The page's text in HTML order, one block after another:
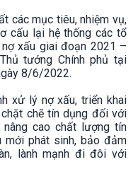
các mục tiêu, nhiệm vụ,
cấu lại hệ thống các tổ
xấu giai đoạn 2021 –
tướng Chính phủ tại
8/6/2022.
xử lý nợ xấu, triển khai
chẽ tín dụng đối với
cao chất lượng tín
mới phát sinh, bảo đảm
lành mạnh đi đôi với